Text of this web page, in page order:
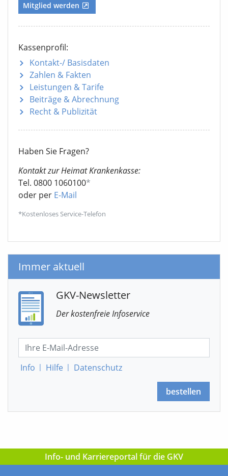
Mitglied werden
Kassenprofil:
Kontakt-/ Basisdaten
Zahlen & Fakten
Leistungen & Tarife
Beiträge & Abrechnung
Recht & Publizität
Haben Sie Fragen?
Kontakt zur Heimat Krankenkasse:
Tel. 0800 1060100*
oder per E-Mail
*Kostenloses Service-Telefon
Immer aktuell
GKV-Newsletter
Der kostenfreie Infoservice
Info | Hilfe | Datenschutz
bestellen
Info- und Karriereportal für die GKV